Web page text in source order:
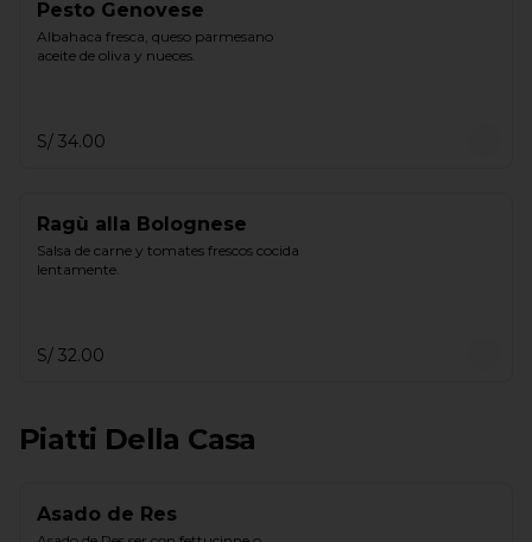
Pesto Genovese
Albahaca fresca, queso parmesano
aceite de oliva y nueces.
S/ 34.00
Ragù alla Bolognese
Salsa de carne y tomates frescos cocida
lentamente.
S/ 32.00
Piatti Della Casa
Asado de Res